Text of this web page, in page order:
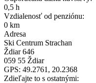
0,5 h
Vzdialenosť od penziónu:
0 km
Adresa
Ski Centrum Strachan
Ždiar 646
059 55 Ždiar
GPS: 49.2761, 20.2368
Zdieľajte to s ostatnými: